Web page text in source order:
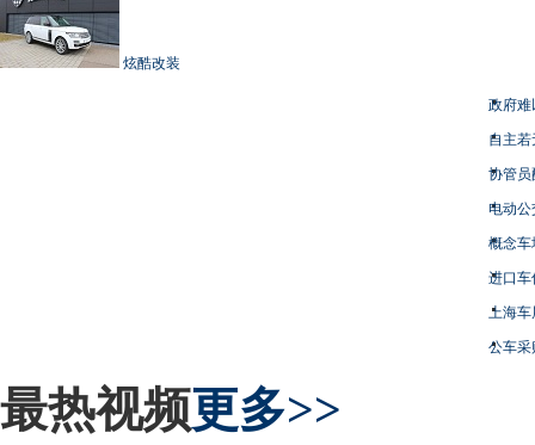
炫酷改装
政府难
自主
协管员
电动
概念车
进口车
上海
公车采
最热视频更多>>